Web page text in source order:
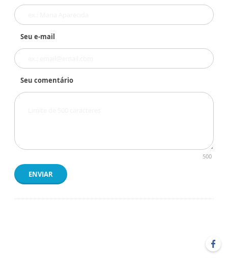
Seu e-mail
Seu comentário
500
ENVIAR